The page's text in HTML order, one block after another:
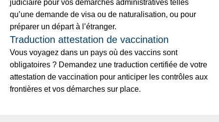
judiciaire pour vos démarches administratives telles
qu’une demande de visa ou de naturalisation, ou pour
préparer un départ à l’étranger.
Traduction attestation de vaccination
Vous voyagez dans un pays où des vaccins sont
obligatoires ? Demandez une traduction certifiée de votre
attestation de vaccination pour anticiper les contrôles aux
frontières et vos démarches sur place.